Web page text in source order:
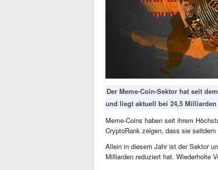
Der Meme-Coin-Sektor hat seit
und liegt aktuell bei 24,5 Milliarden
Meme-Coins haben seit ihrem
CryptoRank zeigen, dass sie
Allein in diesem Jahr ist der Sektor
Milliarden reduziert hat. Wiederholte